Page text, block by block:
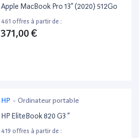
Apple MacBook Pro 13” (2020) 512Go
461 offres à partir de :
371,00 €
HP - Ordinateur portable
HP EliteBook 820 G3 ”
419 offres à partir de :